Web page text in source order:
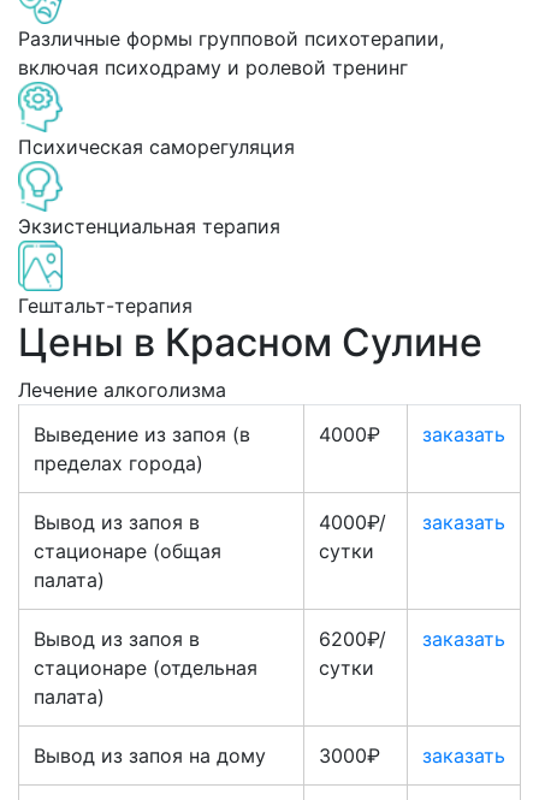
Различные формы групповой психотерапии,
включая психодраму и ролевой тренинг
Психическая саморегуляция
Экзистенциальная терапия
Гештальт-терапия
Цены в Красном Сулине
Лечение алкоголизма
Выведение из запоя (в
пределах города)
4000₽ заказать
Вывод из запоя в
стационаре (общая
палата)
4000₽/
сутки
заказать
Вывод из запоя в
стационаре (отдельная
палата)
6200₽/
сутки
заказать
Вывод из запоя на дому 3000₽ заказать